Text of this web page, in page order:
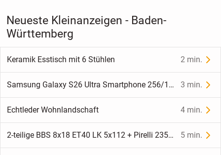
Neueste Kleinanzeigen - Baden-
Württemberg
Keramik Esstisch mit 6 Stühlen 2 min.
Samsung Galaxy S26 Ultra Smartphone 256/12 NEU ORIGINAL VERPACKT 3 min.
Echtleder Wohnlandschaft 4 min.
2-teilige BBS 8x18 ET40 LK 5x112 + Pirelli 235/40 R18 (z.B. AUDI) 5 min.